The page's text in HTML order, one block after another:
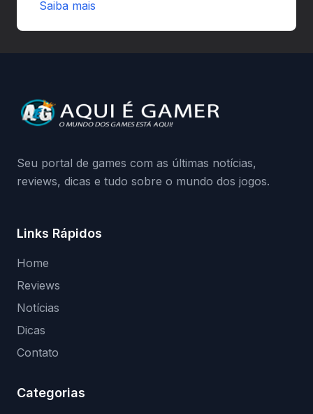
preload e avisa que quem usar versões não
da Playground: negação do preload,
medidas contra acessos não autorizados
Saiba mais
Seu portal de games com as últimas notícias,
reviews, dicas e tudo sobre o mundo dos jogos.
Links Rápidos
Home
Reviews
Notícias
Dicas
Contato
Categorias